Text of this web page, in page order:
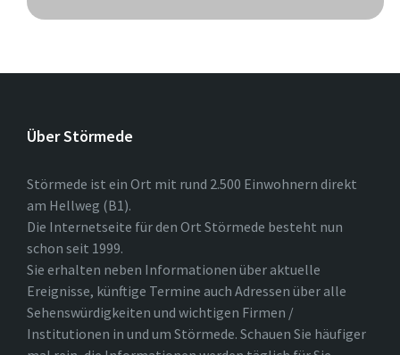
Über Störmede
Störmede ist ein Ort mit rund 2.500 Einwohnern direkt
am Hellweg (B1).
Die Internetseite für den Ort Störmede besteht nun
schon seit 1999.
Sie erhalten neben Informationen über aktuelle
Ereignisse, künftige Termine auch Adressen über alle
Sehenswürdigkeiten und wichtigen Firmen /
Institutionen in und um Störmede. Schauen Sie häufiger